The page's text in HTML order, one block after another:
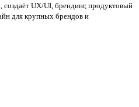
создаёт UX/UI, брендинг, продуктовый
для крупных брендов и